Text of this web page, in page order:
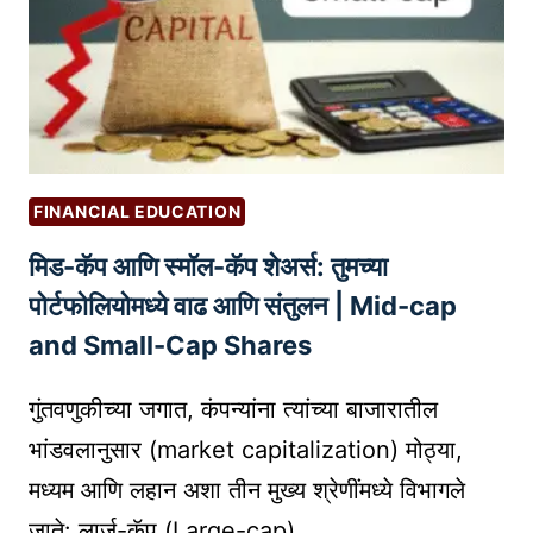
N
G
N
A
M
U
U
A
U
D
व्य
व
य
?
–
तु
म
च्या
सा
यो
प
र्या
य
को
FINANCIAL EDUCATION
मिड-कॅप आणि स्मॉल-कॅप शेअर्स: तुमच्या
पोर्टफोलियोमध्ये वाढ आणि संतुलन | Mid-cap
and Small-Cap Shares
गुंतवणुकीच्या जगात, कंपन्यांना त्यांच्या बाजारातील
भांडवलानुसार (market capitalization) मोठ्या,
मध्यम आणि लहान अशा तीन मुख्य श्रेणींमध्ये विभागले